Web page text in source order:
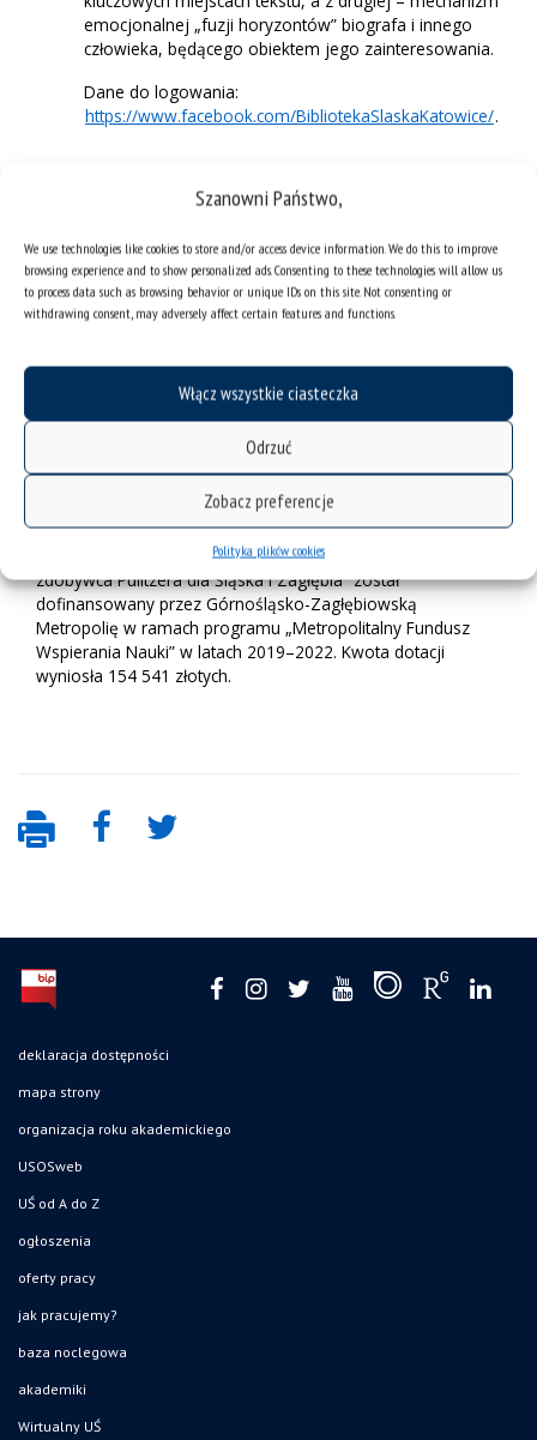
Szanowni Państwo,
We use technologies like cookies to store and/or access device information. We do this to improve
browsing experience and to show personalized ads. Consenting to these technologies will allow us
to process data such as browsing behavior or unique IDs on this site. Not consenting or
withdrawing consent, may adversely affect certain features and functions.
Włącz wszystkie ciasteczka
Odrzuć
Zobacz preferencje
Polityka plików cookies
emocjonalnej „fuzji horyzontów” biografa i innego
człowieka, będącego obiektem jego zainteresowania.
Dane do logowania:
https://www.facebook.com/BibliotekaSlaskaKatowice/.
Wykłady otwarte skierowane są do osób zainteresowanych
historią kultury, biografistyką oraz historią i kulturą USA.
Śląskiej, tłumaczone będą również konsekutywnie na język
polski.
Udział w tych wydarzeniach nie wymaga uprzedniej
Projekt pt. „Metropolia Metropolii, czyli nowojorski
zdobywca Pulitzera dla Śląska i Zagłębia” został
dofinansowany przez Górnośląsko-Zagłębiowską
Metropolię w ramach programu „Metropolitalny Fundusz
Wspierania Nauki” w latach 2019–2022. Kwota dotacji
wyniosła 154 541 złotych.
deklaracja dostępności
mapa strony
organizacja roku akademickiego
USOSweb
UŚ od A do Z
ogłoszenia
oferty pracy
jak pracujemy?
baza noclegowa
akademiki
Wirtualny UŚ